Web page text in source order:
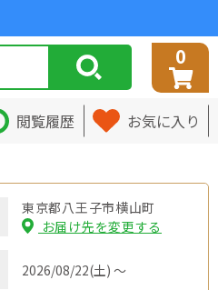
0
閲覧履歴 お気に入り
東京都八王子市横山町
お届け先を変更する
2026/08/22(土) ～